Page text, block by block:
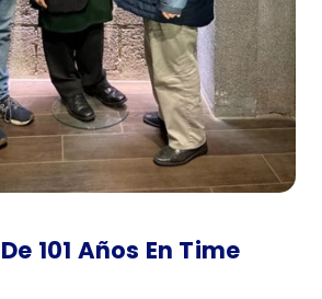
101 Años En Time